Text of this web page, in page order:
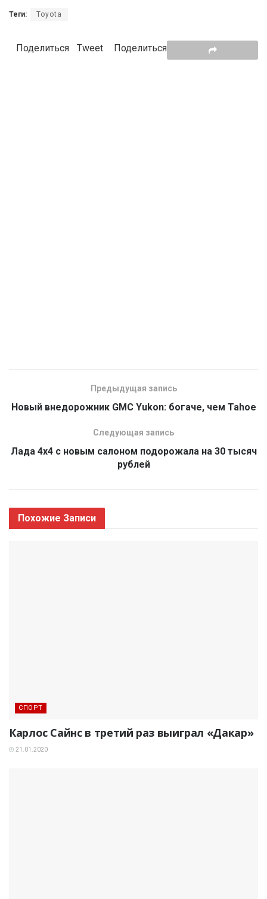
Теги: Toyota
Поделиться Tweet Поделиться
Предыдущая запись
Новый внедорожник GMC Yukon: богаче, чем Tahoe
Следующая запись
Лада 4х4 с новым салоном подорожала на 30 тысяч
рублей
Похожие Записи
СПОРТ
Карлос Сайнс в третий раз выиграл «Дакар»
21.01.2020